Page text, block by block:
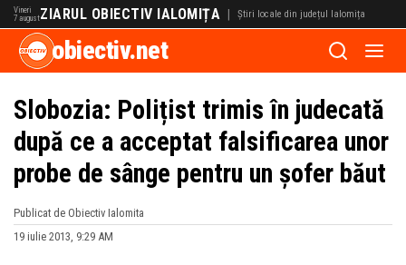
Vineri
7 augustZIARUL OBIECTIV IALOMIȚA | Știri locale din județul Ialomița
obiectiv.net
Slobozia: Polițist trimis în judecată
după ce a acceptat falsificarea unor
probe de sânge pentru un șofer băut
Publicat de Obiectiv Ialomita
19 iulie 2013, 9:29 AM